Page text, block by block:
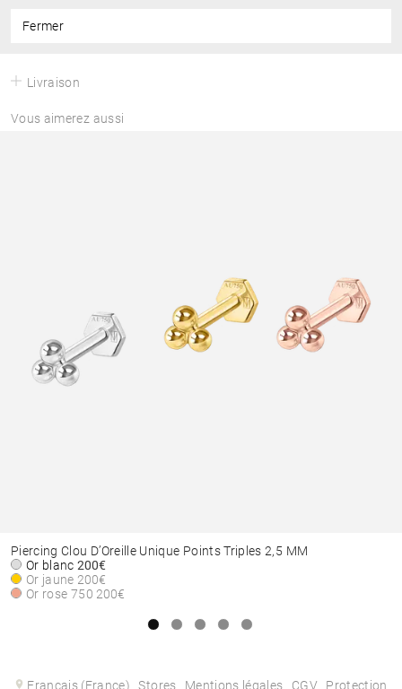
Fermer
Livraison
Vous aimerez aussi
Piercing Clou D’Oreille Unique Points Triples 2,5 MM
Or blanc200€
Or jaune 200€
Or rose 750 200€
Français (France) Stores Mentions légales CGV Protection